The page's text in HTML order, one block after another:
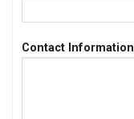
Contact Information